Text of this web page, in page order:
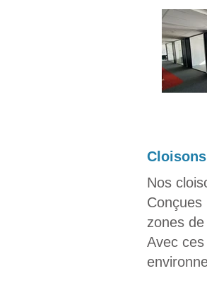
Nos
zones
Avec